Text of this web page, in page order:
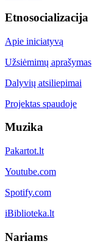
Etnosocializacija
Apie iniciatyvą
Užsiėmimų aprašymas
Dalyvių atsiliepimai
Projektas spaudoje
Muzika
Pakartot.lt
Youtube.com
Spotify.com
iBiblioteka.lt
Nariams